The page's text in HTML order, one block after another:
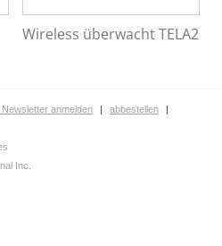
Wireless überwacht TELA2
Newsletter anmelden | abbestellen
|
Inc.